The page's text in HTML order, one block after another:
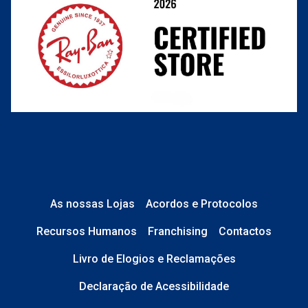
As nossas Lojas Acordos e Protocolos
Recursos Humanos Franchising Contactos
Livro de Elogios e Reclamações
Declaração de Acessibilidade